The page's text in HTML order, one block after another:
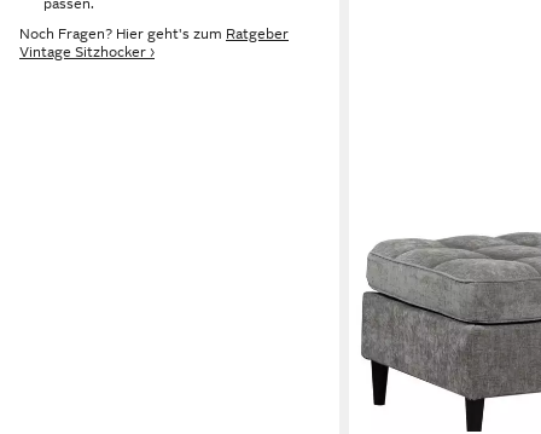
Noch Fragen? Hier geht's zum Ratgeber
Vintage Sitzhocker ›